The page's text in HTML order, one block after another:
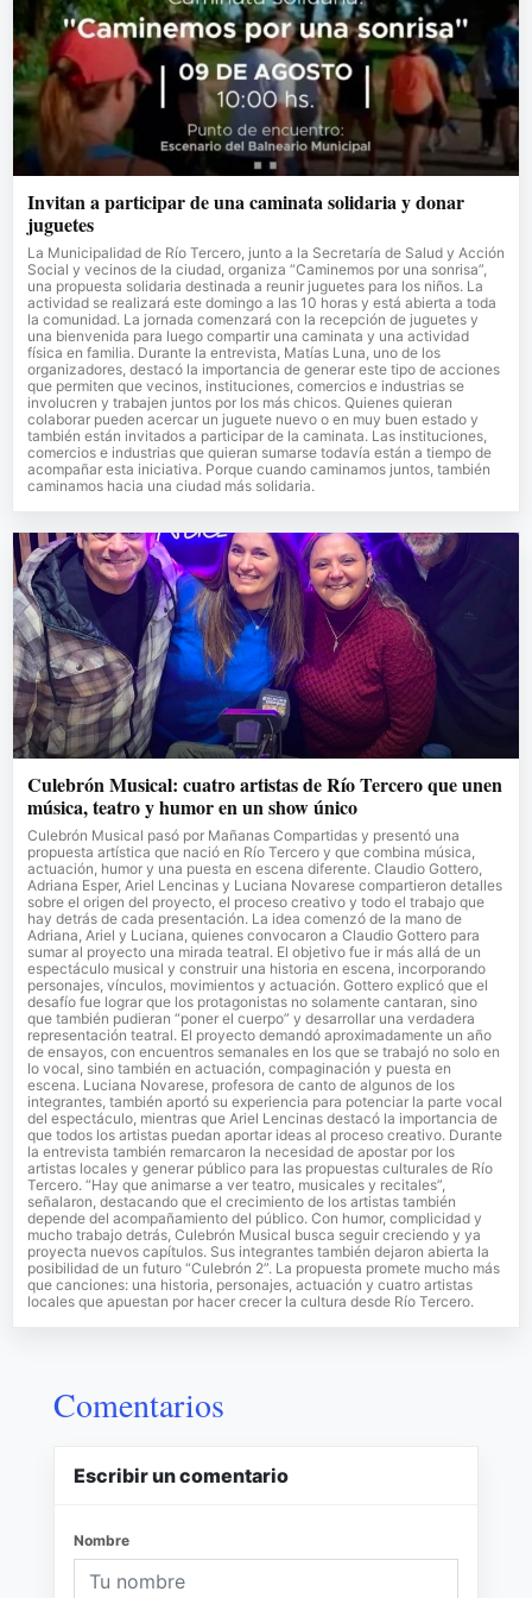
Invitan a participar de una caminata solidaria y donar
juguetes
La Municipalidad de Río Tercero, junto a la Secretaría de Salud y Acción
Social y vecinos de la ciudad, organiza “Caminemos por una sonrisa”,
una propuesta solidaria destinada a reunir juguetes para los niños. La
actividad se realizará este domingo a las 10 horas y está abierta a toda
la comunidad. La jornada comenzará con la recepción de juguetes y
una bienvenida para luego compartir una caminata y una actividad
física en familia. Durante la entrevista, Matías Luna, uno de los
organizadores, destacó la importancia de generar este tipo de acciones
que permiten que vecinos, instituciones, comercios e industrias se
involucren y trabajen juntos por los más chicos. Quienes quieran
colaborar pueden acercar un juguete nuevo o en muy buen estado y
también están invitados a participar de la caminata. Las instituciones,
comercios e industrias que quieran sumarse todavía están a tiempo de
acompañar esta iniciativa. Porque cuando caminamos juntos, también
caminamos hacia una ciudad más solidaria.
Culebrón Musical: cuatro artistas de Río Tercero que unen
música, teatro y humor en un show único
Culebrón Musical pasó por Mañanas Compartidas y presentó una
propuesta artística que nació en Río Tercero y que combina música,
actuación, humor y una puesta en escena diferente. Claudio Gottero,
Adriana Esper, Ariel Lencinas y Luciana Novarese compartieron detalles
sobre el origen del proyecto, el proceso creativo y todo el trabajo que
hay detrás de cada presentación. La idea comenzó de la mano de
Adriana, Ariel y Luciana, quienes convocaron a Claudio Gottero para
sumar al proyecto una mirada teatral. El objetivo fue ir más allá de un
espectáculo musical y construir una historia en escena, incorporando
personajes, vínculos, movimientos y actuación. Gottero explicó que el
desafío fue lograr que los protagonistas no solamente cantaran, sino
que también pudieran “poner el cuerpo” y desarrollar una verdadera
representación teatral. El proyecto demandó aproximadamente un año
de ensayos, con encuentros semanales en los que se trabajó no solo en
lo vocal, sino también en actuación, compaginación y puesta en
escena. Luciana Novarese, profesora de canto de algunos de los
integrantes, también aportó su experiencia para potenciar la parte vocal
del espectáculo, mientras que Ariel Lencinas destacó la importancia de
que todos los artistas puedan aportar ideas al proceso creativo. Durante
la entrevista también remarcaron la necesidad de apostar por los
artistas locales y generar público para las propuestas culturales de Río
Tercero. “Hay que animarse a ver teatro, musicales y recitales”,
señalaron, destacando que el crecimiento de los artistas también
depende del acompañamiento del público. Con humor, complicidad y
mucho trabajo detrás, Culebrón Musical busca seguir creciendo y ya
proyecta nuevos capítulos. Sus integrantes también dejaron abierta la
posibilidad de un futuro “Culebrón 2”. La propuesta promete mucho más
que canciones: una historia, personajes, actuación y cuatro artistas
locales que apuestan por hacer crecer la cultura desde Río Tercero.
Comentarios
Escribir un comentario
Nombre